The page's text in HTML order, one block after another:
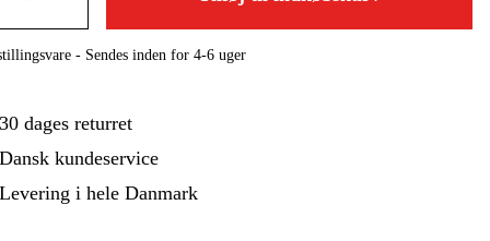
- Sendes inden for 4-6 uger
dages returret
kundeservice
i hele Danmark